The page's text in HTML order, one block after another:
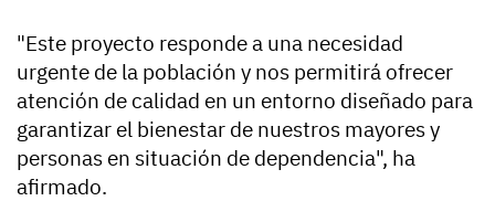
"Este proyecto responde a una necesidad
urgente de la población y nos permitirá ofrecer
atención de calidad en un entorno diseñado para
garantizar el bienestar de nuestros mayores y
personas en situación de dependencia", ha
afirmado.